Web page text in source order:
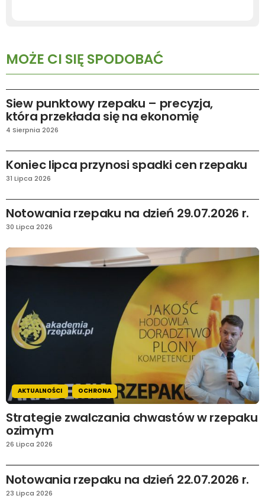
MOŻE CI SIĘ SPODOBAĆ
AKTUALNOŚCI
Siew punktowy rzepaku – precyzja,
która przekłada się na ekonomię
4 Sierpnia 2026
Koniec lipca przynosi spadki cen rzepaku
31 Lipca 2026
Notowania rzepaku na dzień 29.07.2026 r.
30 Lipca 2026
AKTUALNOŚCI OCHRONA
Strategie zwalczania chwastów w rzepaku
ozimym
26 Lipca 2026
Notowania rzepaku na dzień 22.07.2026 r.
23 Lipca 2026